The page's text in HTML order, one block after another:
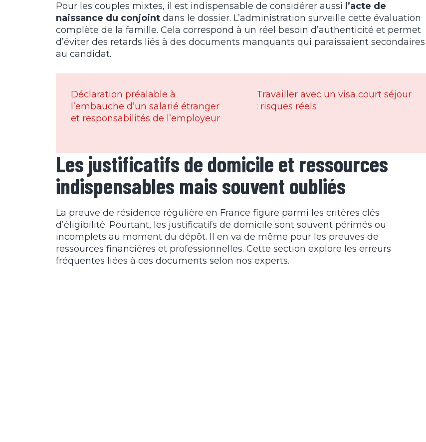
Pour les couples mixtes, il est indispensable de considérer aussi l’acte de
naissance du conjoint dans le dossier. L’administration surveille cette évaluation
complète de la famille. Cela correspond à un réel besoin d’authenticité et permet
d’éviter des retards liés à des documents manquants qui paraissaient secondaires
au candidat.
Déclaration préalable à
l’embauche d’un salarié étranger
et responsabilités de l’employeur
Travailler avec un visa court séjour
: risques réels
Les justificatifs de domicile et ressources
indispensables mais souvent oubliés
La preuve de résidence régulière en France figure parmi les critères clés
d’éligibilité. Pourtant, les justificatifs de domicile sont souvent périmés ou
incomplets au moment du dépôt. Il en va de même pour les preuves de
ressources financières et professionnelles. Cette section explore les erreurs
fréquentes liées à ces documents selon nos experts.